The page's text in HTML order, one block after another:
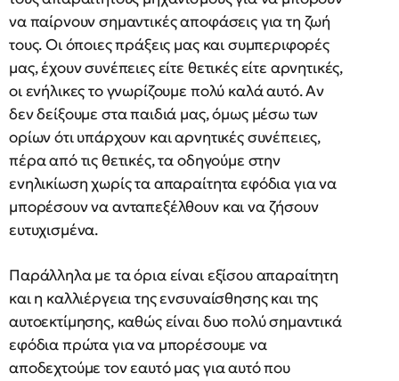
να παίρνουν σημαντικές αποφάσεις για τη ζωή
τους. Οι όποιες πράξεις μας και συμπεριφορές
μας, έχουν συνέπειες είτε θετικές είτε αρνητικές,
οι ενήλικες το γνωρίζουμε πολύ καλά αυτό. Αν
δεν δείξουμε στα παιδιά μας, όμως μέσω των
ορίων ότι υπάρχουν και αρνητικές συνέπειες,
πέρα από τις θετικές, τα οδηγούμε στην
ενηλικίωση χωρίς τα απαραίτητα εφόδια για να
μπορέσουν να ανταπεξέλθουν και να ζήσουν
ευτυχισμένα.
Παράλληλα με τα όρια είναι εξίσου απαραίτητη
και η καλλιέργεια της ενσυναίσθησης και της
αυτοεκτίμησης, καθώς είναι δυο πολύ σημαντικά
εφόδια πρώτα για να μπορέσουμε να
αποδεχτούμε τον εαυτό μας για αυτό που